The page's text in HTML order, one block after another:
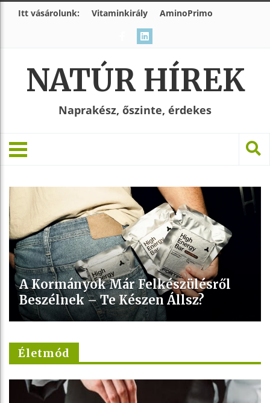
Itt vásárolunk: Vitaminkirály AminoPrimo
NATÚR HÍREK
Naprakész, őszinte, érdekes
A Kormányok Már Felkészülésről
Beszélnek – Te Készen Állsz?
Életmód